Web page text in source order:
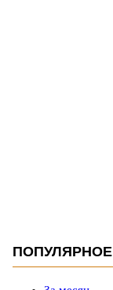
ПОПУЛЯРНОЕ